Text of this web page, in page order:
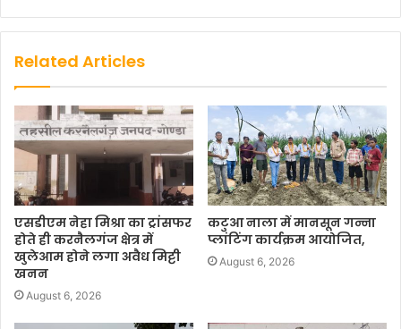
Related Articles
एसडीएम नेहा मिश्रा का ट्रांसफर
होते ही करनैलगंज क्षेत्र में
खुलेआम होने लगा अवैध मिट्टी
खनन
August 6, 2026
कटुआ नाला में मानसून गन्ना
प्लांटिंग कार्यक्रम आयोजित,
August 6, 2026